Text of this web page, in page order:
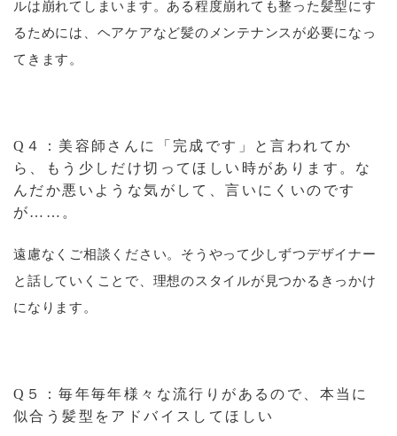
ルは崩れてしまいます。ある程度崩れても整った髪型にす
るためには、ヘアケアなど髪のメンテナンスが必要になっ
てきます。
Q４：美容師さんに「完成です」と言われてか
ら、もう少しだけ切ってほしい時があります。な
んだか悪いような気がして、言いにくいのです
が……。
遠慮なくご相談ください。そうやって少しずつデザイナー
と話していくことで、理想のスタイルが見つかるきっかけ
になります。
Q５：毎年毎年様々な流行りがあるので、本当に
似合う髪型をアドバイスしてほしい